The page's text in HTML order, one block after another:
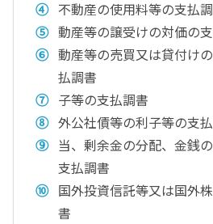
不動産の使用料等の支払
動産等の譲受けの対価の
動産等の売買又は貸付け
払調書
子等の支払調書
外公社債等の利子等の支
当、剰余金の分配、金銭
支払調書
国外投資信託等又は国外
書